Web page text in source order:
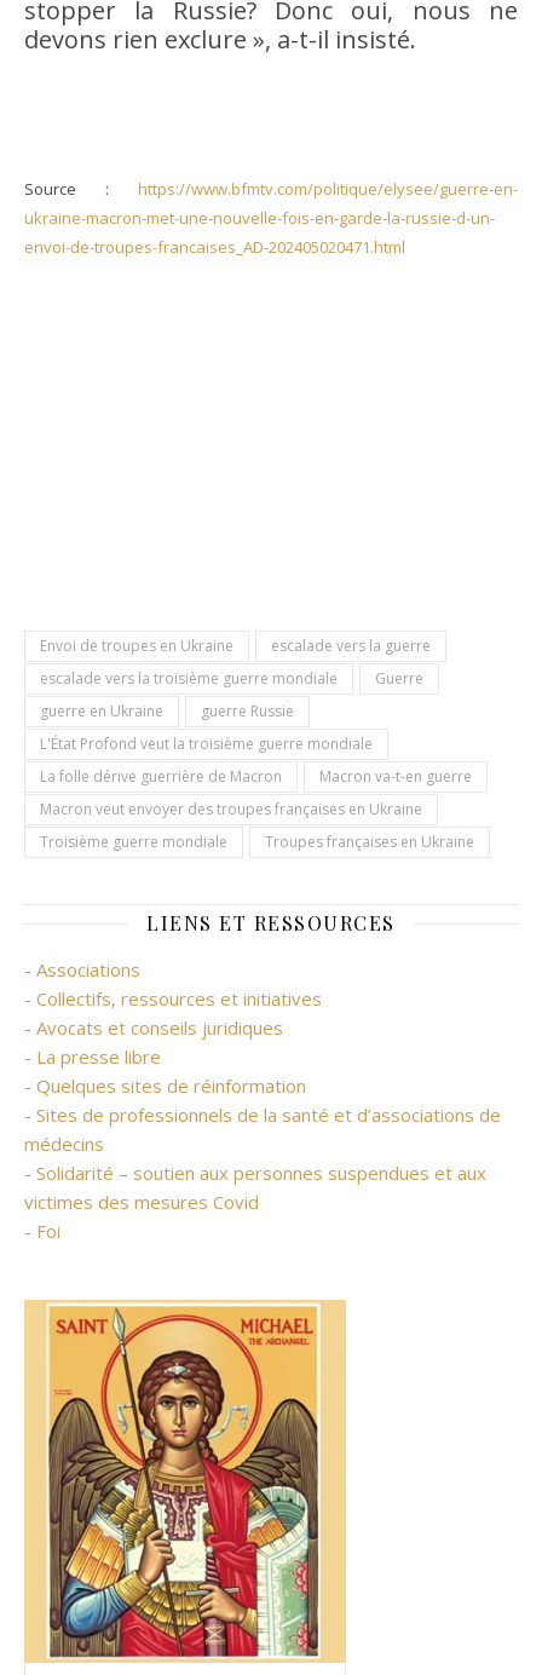
stopper la Russie? Donc oui, nous ne
devons rien exclure », a-t-il insisté.
Source : https://www.bfmtv.com/politique/elysee/guerre-en-
ukraine-macron-met-une-nouvelle-fois-en-garde-la-russie-d-un-
envoi-de-troupes-francaises_AD-202405020471.html
Envoi de troupes en Ukraine
escalade vers la guerre
escalade vers la troisième guerre mondiale
Guerre
guerre en Ukraine
guerre Russie
L'État Profond veut la troisième guerre mondiale
La folle dérive guerrière de Macron
Macron va-t-en guerre
Macron veut envoyer des troupes françaises en Ukraine
Troisième guerre mondiale
Troupes françaises en Ukraine
LIENS ET RESSOURCES
- Associations
- Collectifs, ressources et initiatives
- Avocats et conseils juridiques
- La presse libre
- Quelques sites de réinformation
- Sites de professionnels de la santé et d’associations de
médecins
- Solidarité – soutien aux personnes suspendues et aux
victimes des mesures Covid
- Foi